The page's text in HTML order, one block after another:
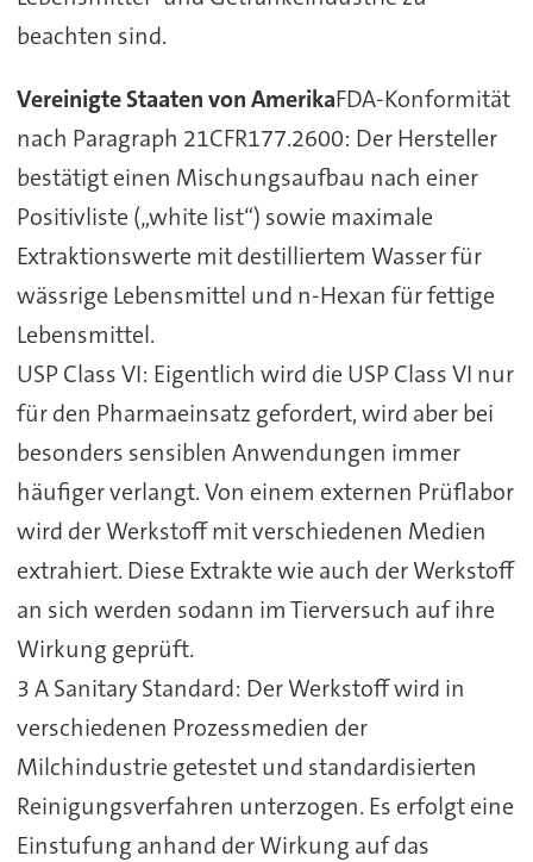
beachten sind.
Vereinigte Staaten von AmerikaFDA-Konformität
nach Paragraph 21CFR177.2600: Der Hersteller
bestätigt einen Mischungsaufbau nach einer
Positivliste („white list“) sowie maximale
Extraktionswerte mit destilliertem Wasser für
wässrige Lebensmittel und n-Hexan für fettige
Lebensmittel.
USP Class VI: Eigentlich wird die USP Class VI nur
für den Pharmaeinsatz gefordert, wird aber bei
besonders sensiblen Anwendungen immer
häufiger verlangt. Von einem externen Prüflabor
wird der Werkstoff mit verschiedenen Medien
extrahiert. Diese Extrakte wie auch der Werkstoff
an sich werden sodann im Tierversuch auf ihre
Wirkung geprüft.
3 A Sanitary Standard: Der Werkstoff wird in
verschiedenen Prozessmedien der
Milchindustrie getestet und standardisierten
Reinigungsverfahren unterzogen. Es erfolgt eine
Einstufung anhand der Wirkung auf das